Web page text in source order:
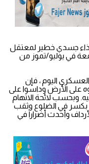
جسدي خطير لمعتقل
في يوليو/تموز من
اليوم ، فإن
على الأرض وداسوا على
وبحسب لائحة الاتهام
بكسر في الضلوع وثقب
وأحدث أضراراً في